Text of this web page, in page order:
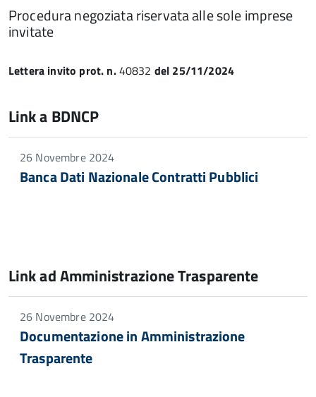
Procedura negoziata riservata alle sole imprese
invitate
Lettera invito prot. n.40832 del 25/11/2024
Link a BDNCP
26 Novembre 2024
Banca Dati Nazionale Contratti Pubblici
Link ad Amministrazione Trasparente
26 Novembre 2024
Documentazione in Amministrazione
Trasparente